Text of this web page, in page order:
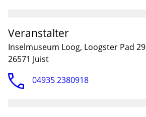
Lade
Veranstalter
Inselmuseum Loog, Loogster Pad 29
26571 Juist
04935 2380918